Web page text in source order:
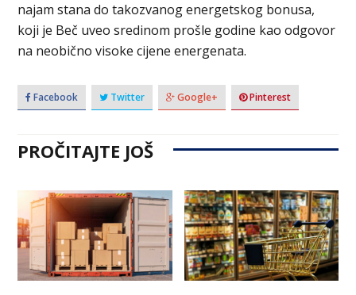
najam stana do takozvanog energetskog bonusa,
koji je Beč uveo sredinom prošle godine kao odgovor
na neobično visoke cijene energenata.
Facebook Twitter Google+ Pinterest
PROČITAJTE JOŠ